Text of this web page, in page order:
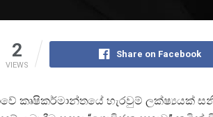
2
VIEWS
Share on Facebook
කෘෂිකර්මාන්තයේ හැරවුම් ලක්ෂ්යයක්